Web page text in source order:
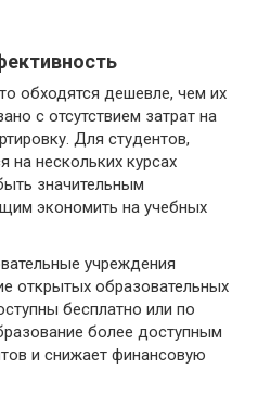
обходятся дешевле, чем их
с отсутствием затрат на
Для студентов,
на нескольких курсах
значительным
экономить на учебных
учреждения
открытых образовательных
бесплатно или по
более доступным
и снижает финансовую